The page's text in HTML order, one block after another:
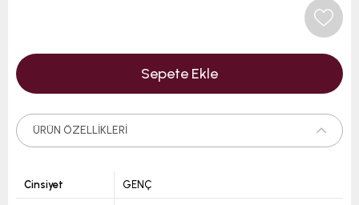
ÜRÜN ÖZELLIKLERI
Cinsiyet GENÇ